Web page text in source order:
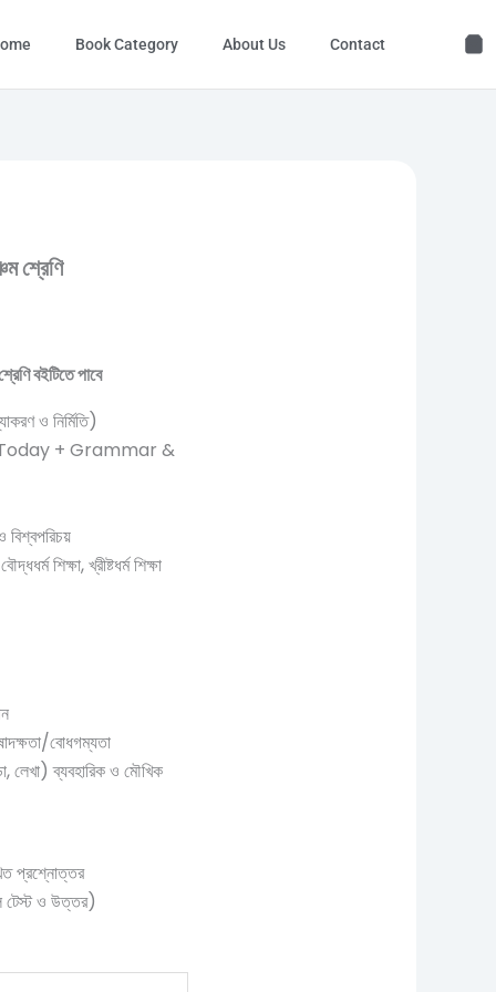
Book Category About Us Contact
শ্রেণি
বইটিতে পাবে
ও নির্মিতি)
Today + Grammar &
বিশ্বপরিচয়
শিক্ষা, খ্রীষ্টধর্ম শিক্ষা
বোধগম্যতা
লেখা) ব্যবহারিক ও মৌখিক
প্রশ্নোত্তর
টেস্ট ও উত্তর)